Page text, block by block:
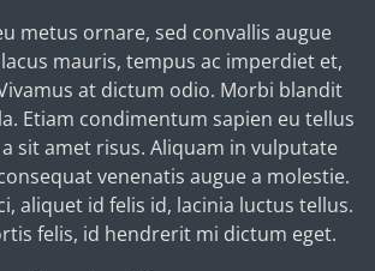
metus ornare, sed convallis augue
mauris, tempus ac imperdiet et,
at dictum odio. Morbi blandit
Etiam condimentum sapien eu tellus
sit amet risus. Aliquam in vulputate
venenatis augue a molestie.
aliquet id felis id, lacinia luctus tellus.
felis, id hendrerit mi dictum eget.